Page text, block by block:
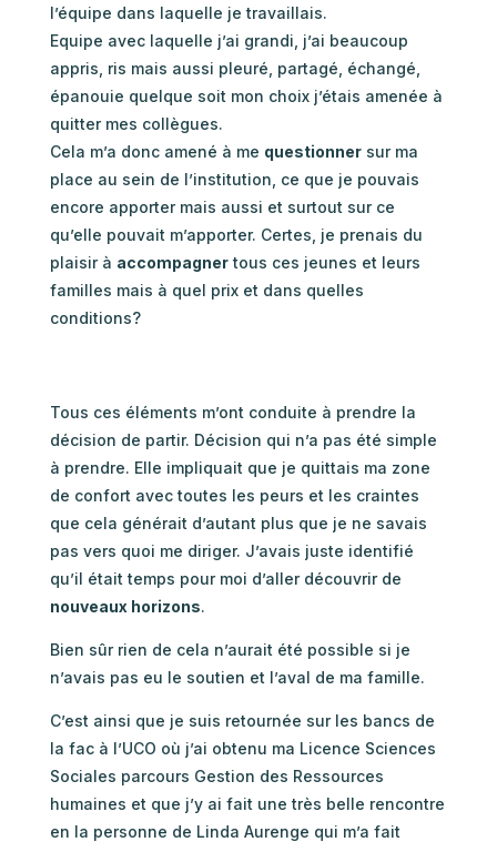
l’équipe dans laquelle je travaillais.
Equipe avec laquelle j’ai grandi, j’ai beaucoup
appris, ris mais aussi pleuré, partagé, échangé,
épanouie quelque soit mon choix j’étais amenée à
quitter mes collègues.
Cela m’a donc amené à me questionnersur ma
place au sein de l’institution, ce que je pouvais
encore apporter mais aussi et surtout sur ce
qu’elle pouvait m’apporter. Certes, je prenais du
plaisir à accompagnertous ces jeunes et leurs
familles mais à quel prix et dans quelles
conditions?
Tous ces éléments m’ont conduite à prendre la
décision de partir. Décision qui n’a pas été simple
à prendre. Elle impliquait que je quittais ma zone
de confort avec toutes les peurs et les craintes
que cela générait d’autant plus que je ne savais
pas vers quoi me diriger. J’avais juste identifié
qu’il était temps pour moi d’aller découvrir de
nouveaux horizons.
Bien sûr rien de cela n’aurait été possible si je
n’avais pas eu le soutien et l’aval de ma famille.
C’est ainsi que je suis retournée sur les bancs de
la fac à l’UCO où j’ai obtenu ma Licence Sciences
Sociales parcours Gestion des Ressources
humaines et que j’y ai fait une très belle rencontre
en la personne de Linda Aurenge qui m’a fait